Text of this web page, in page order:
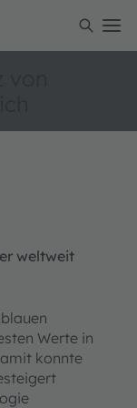
weltweit
Werte in
konnte